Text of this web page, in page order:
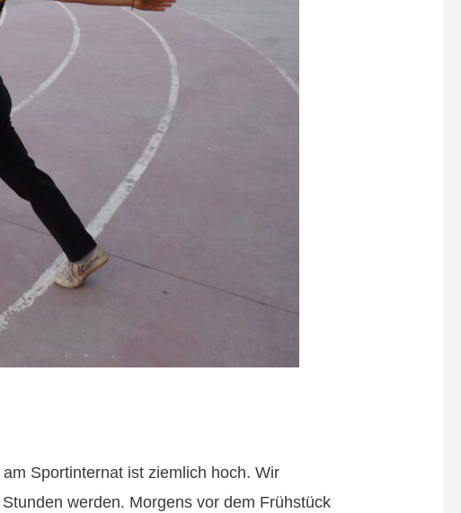
Sportinternat ist ziemlich hoch. Wir
werden. Morgens vor dem Frühstück